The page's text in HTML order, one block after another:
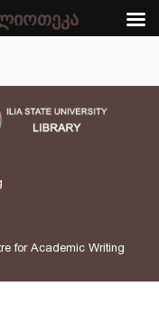
for Academic Writing